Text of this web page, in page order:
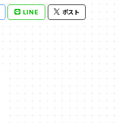
LINE ポスト